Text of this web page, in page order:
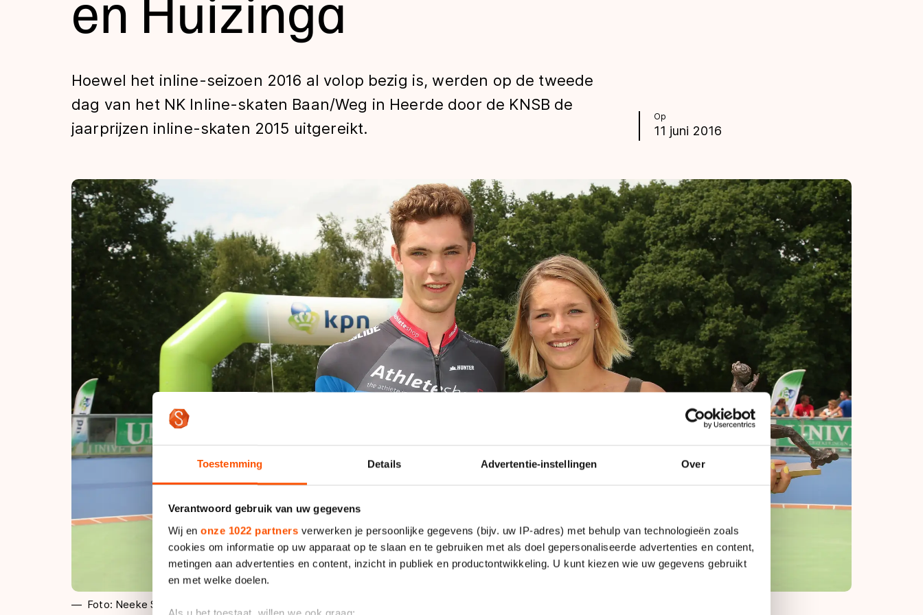
Toestemming Details Advertentie-instellingen Over
Verantwoord gebruik van uw gegevens
Wij en onze 1022 partners verwerken je persoonlijke gegevens (bijv. uw IP-adres) met behulp van technologieën zoals
cookies om informatie op uw apparaat op te slaan en te gebruiken met als doel gepersonaliseerde advertenties en content,
metingen aan advertenties en content, inzicht in publiek en productontwikkeling. U kunt kiezen wie uw gegevens gebruikt
en met welke doelen.
Tijden & historie
De weg op
Schaatsfans
Olympische Spelen
Op
11 juni 2016
Hoewel het inline-seizoen 2016 al volop bezig is, werden op de tweede
dag van het NK Inline-skaten Baan/Weg in Heerde door de KNSB de
jaarprijzen inline-skaten 2015 uitgereikt.
Foto: Neeke Smit